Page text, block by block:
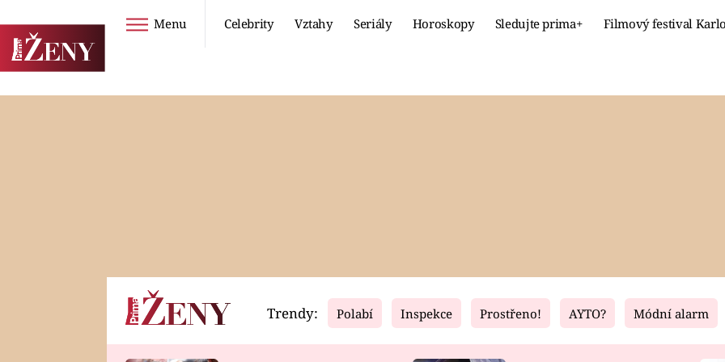
Menu Celebrity Vztahy Seriály Horoskopy Sledujte prima+ Filmový festival
Horoskopy Video Fresh Living
Trendy: Polabí Inspekce Prostřeno! AYTO? Módní alarm